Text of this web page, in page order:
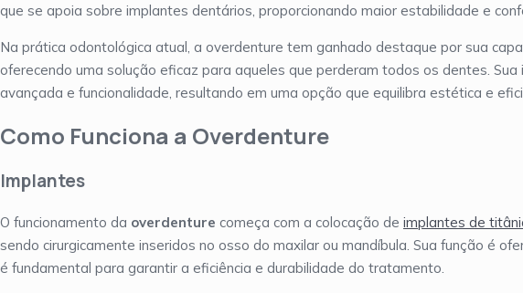
que se apoia sobre implantes dentários, proporcionando maior estabilidade e
Na prática odontológica atual, a overdenture tem ganhado destaque por sua
oferecendo uma solução eficaz para aqueles que perderam todos os dentes.
avançada e funcionalidade, resultando em uma opção que equilibra estética e
Como Funciona a Overdenture
Implantes
O funcionamento da overdenture começa com a colocação de implantes de
sendo cirurgicamente inseridos no osso do maxilar ou mandíbula. Sua função é
é fundamental para garantir a eficiência e durabilidade do tratamento.